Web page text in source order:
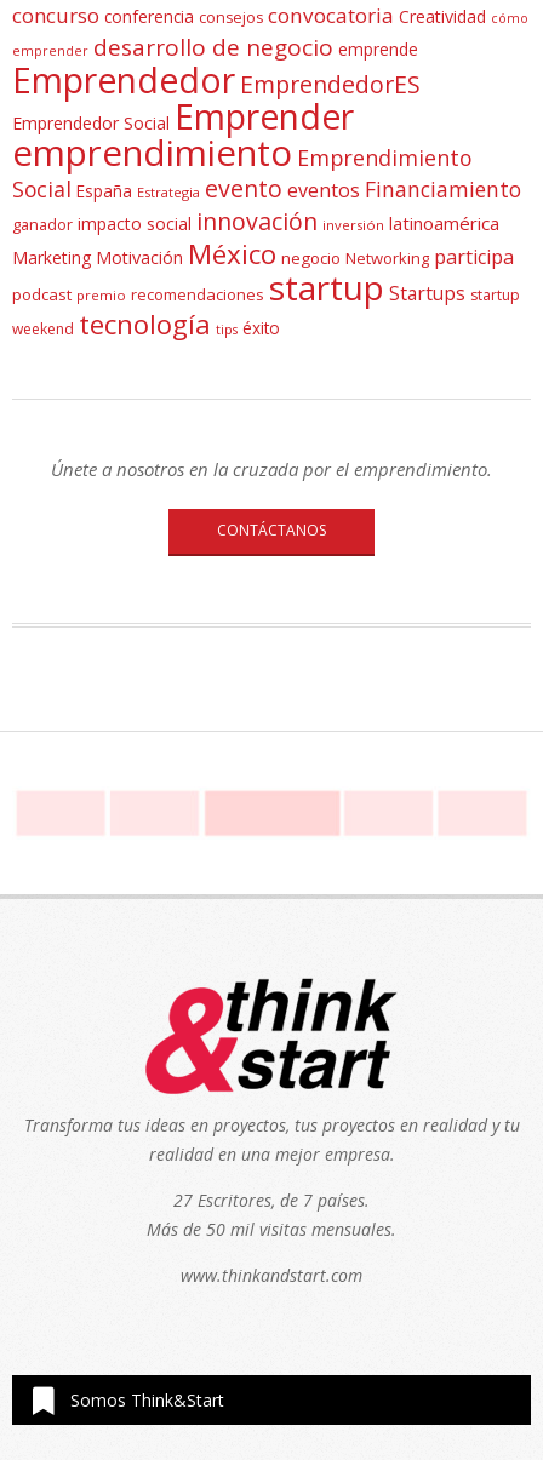
concurso conferencia consejos convocatoria Creatividad cómo
emprender desarrollo de negocio emprende
Emprendedor EmprendedorES
Emprendedor Social Emprender
emprendimiento Emprendimiento
Social España Estrategia evento eventos Financiamiento
ganador impacto social innovación inversión latinoamérica
Marketing Motivación México negocio Networking participa
podcast premio recomendaciones startup Startups startup
weekend tecnología tips éxito
Únete a nosotros en la cruzada por el emprendimiento.
CONTÁCTANOS
Transforma tus ideas en proyectos, tus proyectos en realidad y tu
realidad en una mejor empresa.
27 Escritores, de 7 países.
Más de 50 mil visitas mensuales.
www.thinkandstart.com
Somos Think&Start